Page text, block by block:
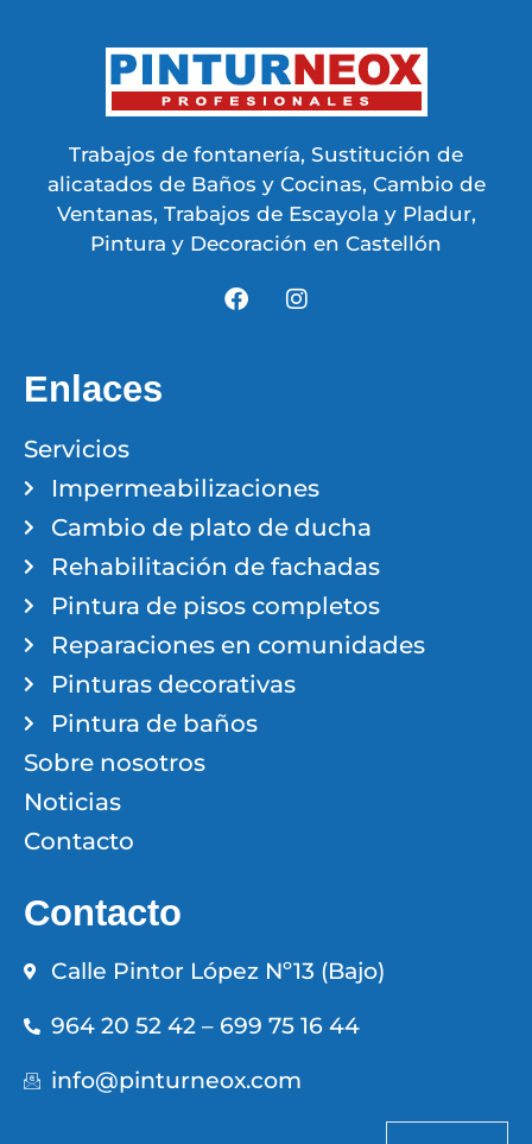
Trabajos de fontanería, Sustitución de
alicatados de Baños y Cocinas, Cambio de
Ventanas, Trabajos de Escayola y Pladur,
Pintura y Decoración en Castellón
Enlaces
Servicios
Impermeabilizaciones
Cambio de plato de ducha
Rehabilitación de fachadas
Pintura de pisos completos
Reparaciones en comunidades
Pinturas decorativas
Pintura de baños
Sobre nosotros
Noticias
Contacto
Contacto
Calle Pintor López Nº13 (Bajo)
964 20 52 42 – 699 75 16 44
info@pinturneox.com